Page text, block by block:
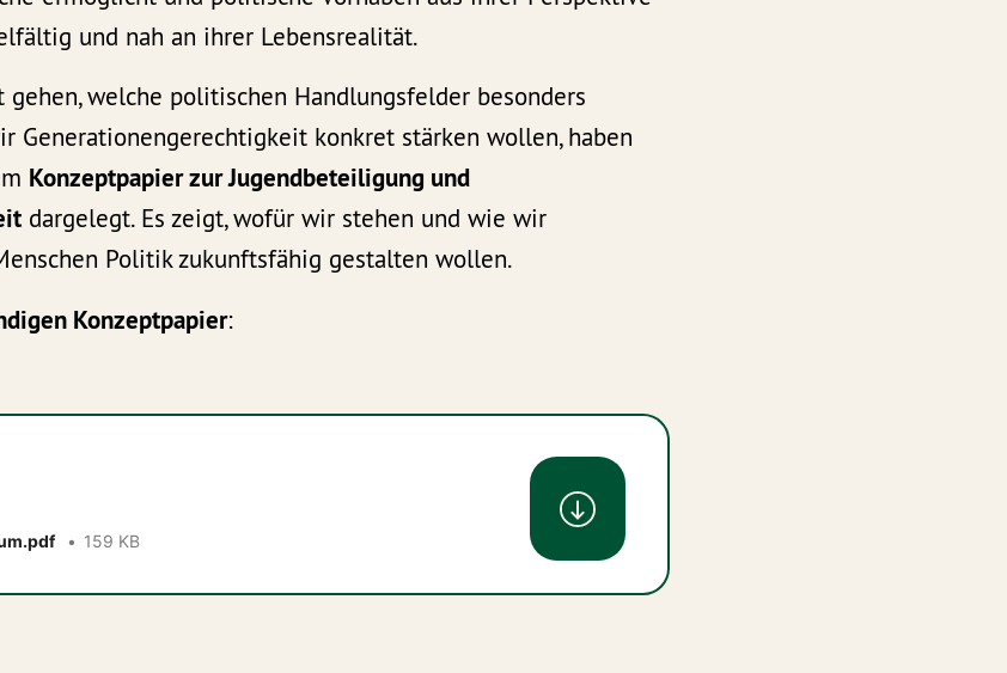
und nah an ihrer Lebensrealität.
welche politischen Handlungsfelder besonders
Generationengerechtigkeit konkret stärken wollen, haben
Konzeptpapier zur Jugendbeteiligung und
dargelegt. Es zeigt, wofür wir stehen und wie wir
Politik zukunftsfähig gestalten wollen.
Konzeptpapier:
159 KB